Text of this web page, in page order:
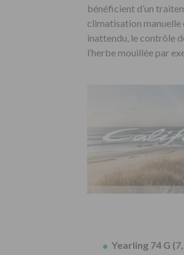
bénéficient d’un
climatisation manuelle
inattendu, le contrôle
l’herbe mouillée par
Yearling 74 G